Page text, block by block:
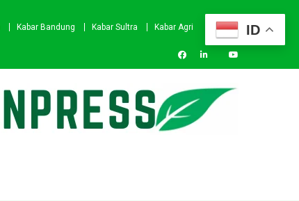
Kabar Bandung Kabar Sultra
Kabar Agri
ID